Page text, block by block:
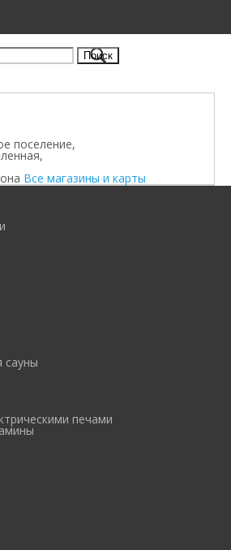
поселение,
Все магазины и карты
сауны
печами